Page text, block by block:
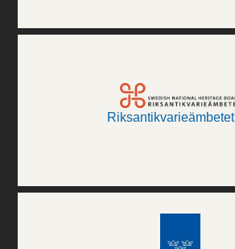
Riksantikvarieämbetet